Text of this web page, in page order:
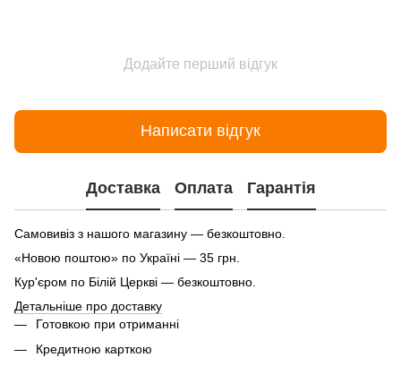
Додайте перший відгук
Написати відгук
Доставка Оплата Гарантія
Самовивіз з нашого магазину — безкоштовно.
«Новою поштою» по Україні — 35 грн.
Кур'єром по Білій Церкві — безкоштовно.
Детальніше про доставку
Готовкою при отриманні
Кредитною карткою